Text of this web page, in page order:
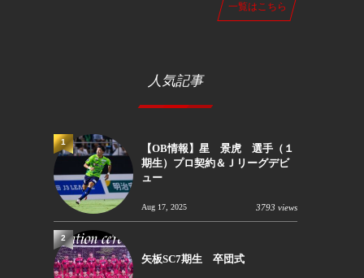
一覧はこちら
人気記事
【OB情報】星 景虎 選手（１
期生）プロ契約＆Ｊリーグデビ
ュー
Aug 17, 2025 3793 views
1
矢板SC7期生 卒団式
2